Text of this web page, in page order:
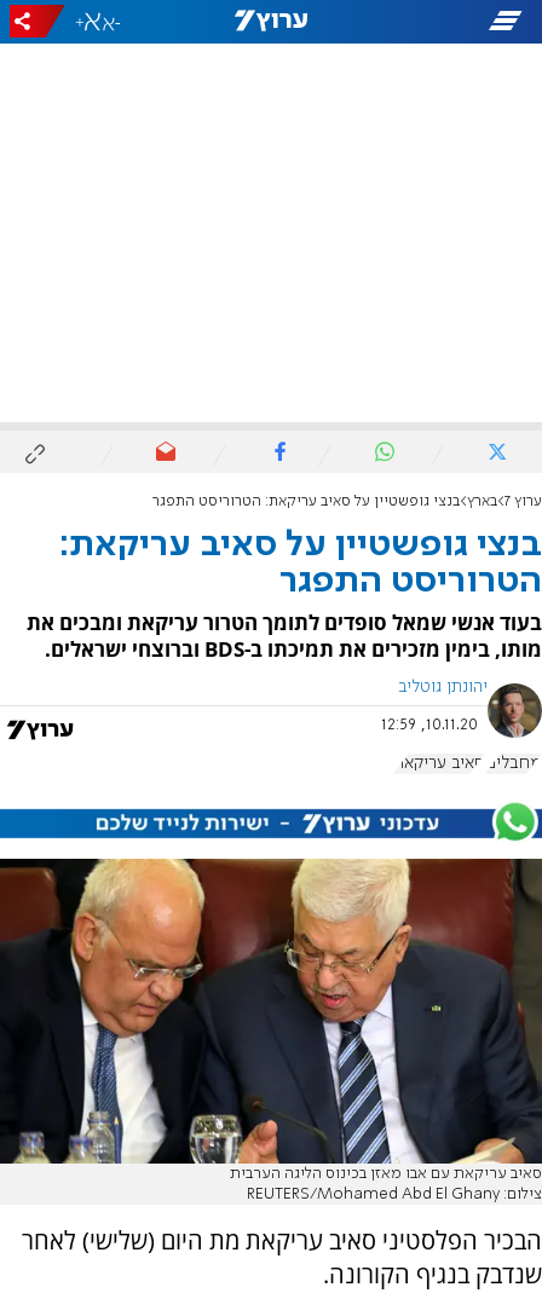
-
+
ערוץ 7 בארץ בנצי גופשטיין על סאיב עריקאת: הטרוריסט התפגר
בנצי גופשטיין על סאיב עריקאת:
הטרוריסט התפגר
בעוד אנשי שמאל סופדים לתומך הטרור עריקאת ומבכים את
מותו, בימין מזכירים את תמיכתו ב-BDS וברוצחי ישראלים.
יהונתן גוטליב
10.11.20, 12:59
מחבלים סאיב עריקאת
סאיב עריקאת עם אבו מאזן בכינוס הליגה הערבית
צילום: REUTERS/Mohamed Abd El Ghany
הבכיר הפלסטיני סאיב עריקאת מת היום (שלישי) לאחר
שנדבק בנגיף הקורונה.